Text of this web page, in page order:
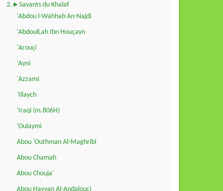
2.►Savants du Khalaf
'Abdou l-Wahhab An-Najdi
'AbdoulLah Ibn Houçayn
'Arouçi
'Ayni
'Azzami
'Illaych
'Iraqi (m.806H)
'Oulaymi
Abou 'Outhman Al-Maghribi
Abou Chamah
Abou Chouja'
Abou Hayyan Al-Andalouçi